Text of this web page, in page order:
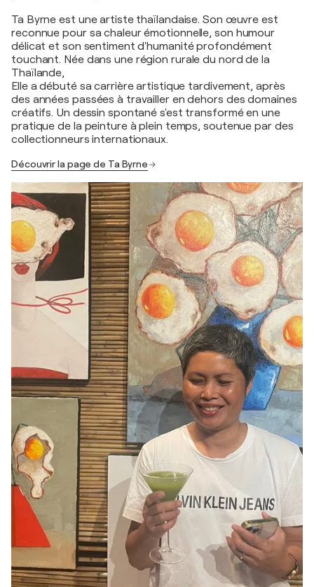
Ta Byrne est une artiste thaïlandaise. Son œuvre est
reconnue pour sa chaleur émotionnelle, son humour
délicat et son sentiment d'humanité profondément
touchant. Née dans une région rurale du nord de la
Thaïlande,
Elle a débuté sa carrière artistique tardivement, après
des années passées à travailler en dehors des domaines
créatifs. Un dessin spontané s'est transformé en une
pratique de la peinture à plein temps, soutenue par des
collectionneurs internationaux.
Découvrir la page de Ta Byrne